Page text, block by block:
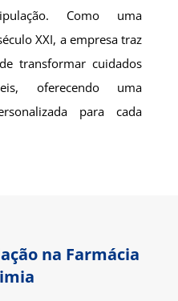
Como uma
XXI, a empresa traz
transformar cuidados
oferecendo uma
para cada
na Farmácia